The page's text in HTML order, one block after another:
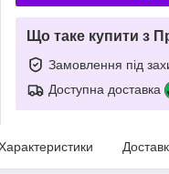
Що таке купити з
Замовлення під
Доступна доставка